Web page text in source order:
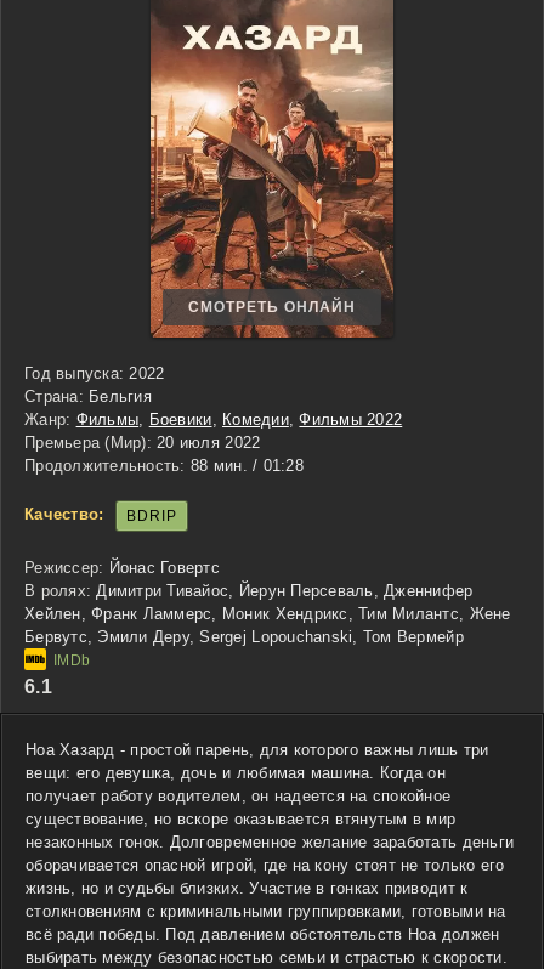
СМОТРЕТЬ ОНЛАЙН
Год выпуска: 2022
Страна: Бельгия
Жанр: Фильмы Боевики Комедии,Фильмы 2022
Премьера (Мир): 20 июля 2022
Продолжительность: 88 мин. / 01:28
Качество: BDRIP
Режиссер: Йонас Говертс
В ролях: Димитри Тивайос, Йерун Персеваль, Дженнифер
Хейлен, Франк Ламмерс, Моник Хендрикс, Тим Милантс, Жене
Бервутс, Эмили Деру, Sergej Lopouchanski, Том Вермейр
6.1
Ноа Хазард - простой парень, для которого важны лишь три
вещи: его девушка, дочь и любимая машина. Когда он
получает работу водителем, он надеется на спокойное
существование, но вскоре оказывается втянутым в мир
незаконных гонок. Долговременное желание заработать деньги
оборачивается опасной игрой, где на кону стоят не только его
жизнь, но и судьбы близких. Участие в гонках приводит к
столкновениям с криминальными группировками, готовыми на
всё ради победы. Под давлением обстоятельств Ноа должен
выбирать между безопасностью семьи и страстью к скорости.